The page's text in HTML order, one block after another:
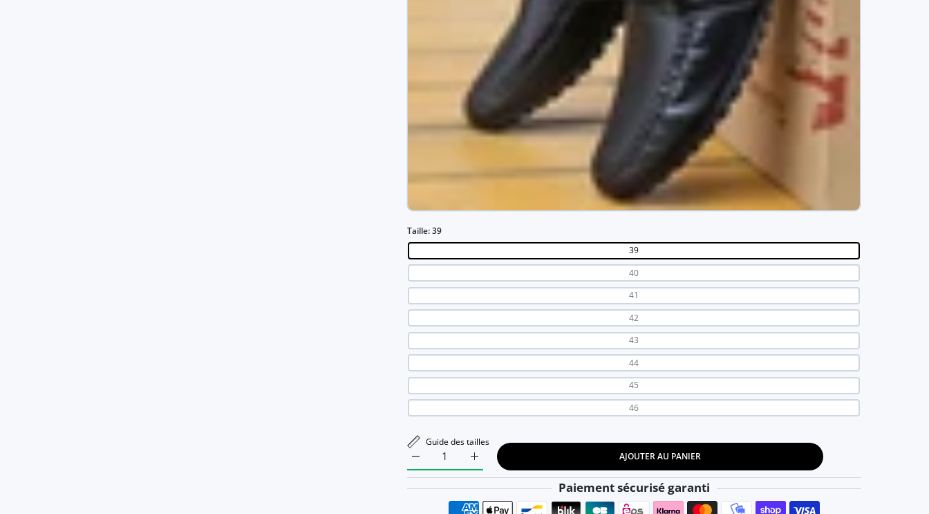
Taille:39
39
40
41
42
43
44
45
46
Guide des tailles
Augmenter la quantité de Chaussures homme - cheval cabré Blan / 39
Augmenter la quantité de Chaussures homme - cheval cabré Blan / 39
AJOUTER AU PANIER
Paiement sécurisé garanti
Moyens de paiement